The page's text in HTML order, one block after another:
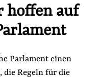
hoffen auf
Parlament einen
die Regeln für die